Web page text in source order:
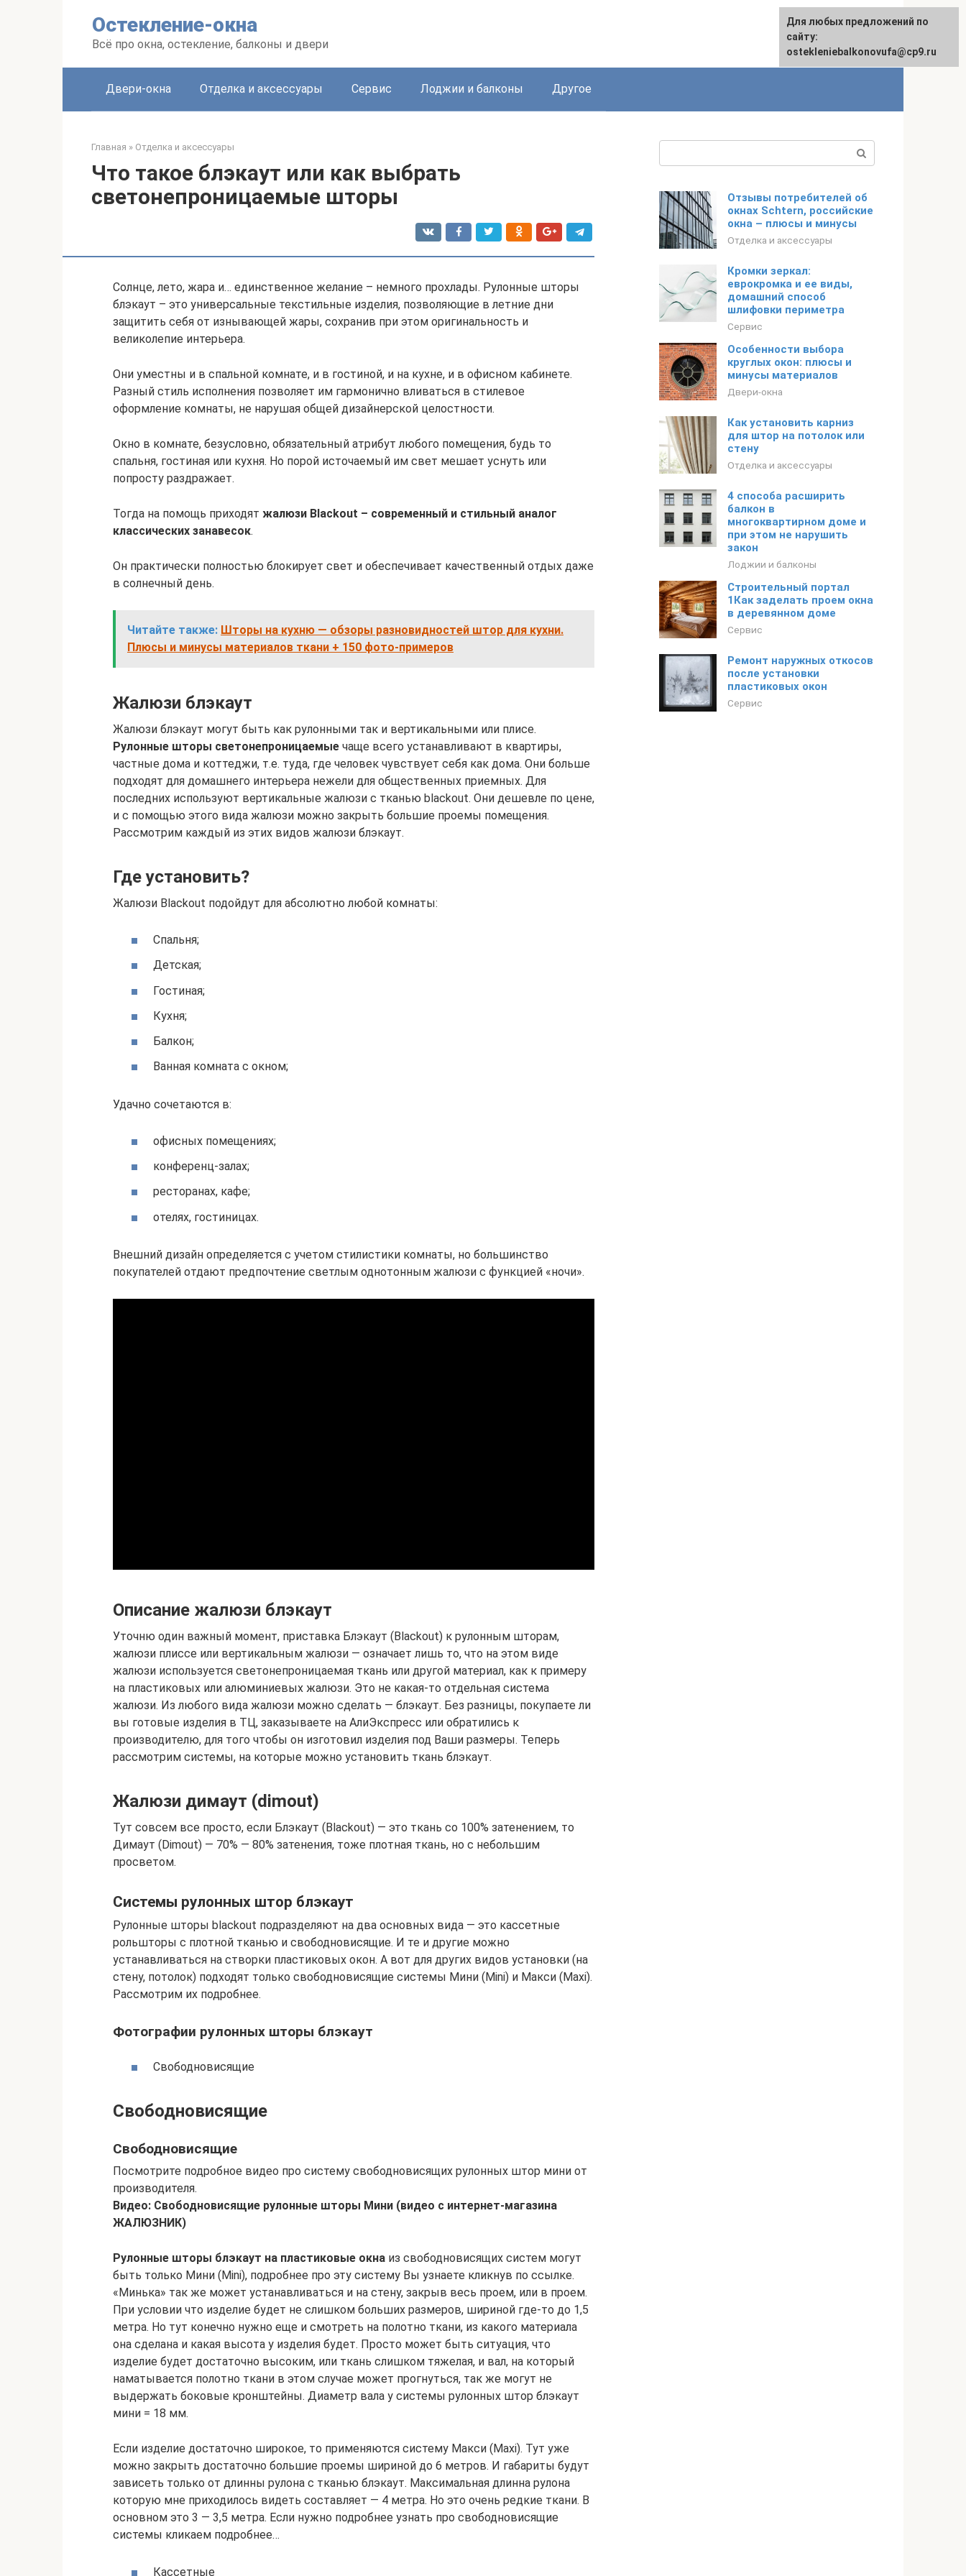
Остекление-окна
Всё про окна, остекление, балконы и двери
Двери-окна Отделка и аксессуары Сервис Лоджии и балконы Другое
Главная » Отделка и аксессуары
Что такое блэкаут или как выбрать
светонепроницаемые шторы
Солнце, лето, жара и… единственное желание – немного прохлады. Рулонные шторы
блэкаут – это универсальные текстильные изделия, позволяющие в летние дни
защитить себя от изнывающей жары, сохранив при этом оригинальность и
великолепие интерьера.
Они уместны и в спальной комнате, и в гостиной, и на кухне, и в офисном кабинете.
Разный стиль исполнения позволяет им гармонично вливаться в стилевое
оформление комнаты, не нарушая общей дизайнерской целостности.
Окно в комнате, безусловно, обязательный атрибут любого помещения, будь то
спальня, гостиная или кухня. Но порой источаемый им свет мешает уснуть или
попросту раздражает.
Тогда на помощь приходят жалюзи Blackout – современный и стильный аналог
классических занавесок.
Он практически полностью блокирует свет и обеспечивает качественный отдых даже
в солнечный день.
Читайте также: Шторы на кухню — обзоры разновидностей штор для кухни.
Плюсы и минусы материалов ткани + 150 фото-примеров
Жалюзи блэкаут
Жалюзи блэкаут могут быть как рулонными так и вертикальными или плисе.
Рулонные шторы светонепроницаемые чаще всего устанавливают в квартиры,
частные дома и коттеджи, т.е. туда, где человек чувствует себя как дома. Они больше
подходят для домашнего интерьера нежели для общественных приемных. Для
последних используют вертикальные жалюзи с тканью blackout. Они дешевле по цене,
и с помощью этого вида жалюзи можно закрыть большие проемы помещения.
Рассмотрим каждый из этих видов жалюзи блэкаут.
Где установить?
Жалюзи Blackout подойдут для абсолютно любой комнаты:
Спальня;
Детская;
Гостиная;
Кухня;
Балкон;
Ванная комната с окном;
Удачно сочетаются в:
офисных помещениях;
конференц-залах;
ресторанах, кафе;
отелях, гостиницах.
Внешний дизайн определяется с учетом стилистики комнаты, но большинство
покупателей отдают предпочтение светлым однотонным жалюзи с функцией «ночи».
Описание жалюзи блэкаут
Уточню один важный момент, приставка Блэкаут (Blackout) к рулонным шторам,
жалюзи плиссе или вертикальным жалюзи — означает лишь то, что на этом виде
жалюзи используется светонепроницаемая ткань или другой материал, как к примеру
на пластиковых или алюминиевых жалюзи. Это не какая-то отдельная система
жалюзи. Из любого вида жалюзи можно сделать — блэкаут. Без разницы, покупаете ли
вы готовые изделия в ТЦ, заказываете на АлиЭкспресс или обратились к
производителю, для того чтобы он изготовил изделия под Ваши размеры. Теперь
рассмотрим системы, на которые можно установить ткань блэкаут.
Жалюзи димаут (dimout)
Тут совсем все просто, если Блэкаут (Blackout) — это ткань со 100% затенением, то
Димаут (Dimout) — 70% — 80% затенения, тоже плотная ткань, но с небольшим
просветом.
Системы рулонных штор блэкаут
Рулонные шторы blackout подразделяют на два основных вида — это кассетные
рольшторы с плотной тканью и свободновисящие. И те и другие можно
устанавливаться на створки пластиковых окон. А вот для других видов установки (на
стену, потолок) подходят только свободновисящие системы Мини (Mini) и Макси (Maxi).
Рассмотрим их подробнее.
Фотографии рулонных шторы блэкаут
Свободновисящие
Свободновисящие
Свободновисящие
Посмотрите подробное видео про систему свободновисящих рулонных штор мини от
производителя.
Видео: Свободновисящие рулонные шторы Мини (видео с интернет-магазина
ЖАЛЮЗНИК)
Рулонные шторы блэкаут на пластиковые окна из свободновисящих систем могут
быть только Мини (Mini), подробнее про эту систему Вы узнаете кликнув по ссылке.
«Минька» так же может устанавливаться и на стену, закрыв весь проем, или в проем.
При условии что изделие будет не слишком больших размеров, шириной где-то до 1,5
метра. Но тут конечно нужно еще и смотреть на полотно ткани, из какого материала
она сделана и какая высота у изделия будет. Просто может быть ситуация, что
изделие будет достаточно высоким, или ткань слишком тяжелая, и вал, на который
наматывается полотно ткани в этом случае может прогнуться, так же могут не
выдержать боковые кронштейны. Диаметр вала у системы рулонных штор блэкаут
мини = 18 мм.
Если изделие достаточно широкое, то применяются систему Макси (Maxi). Тут уже
можно закрыть достаточно большие проемы шириной до 6 метров. И габариты будут
зависеть только от длинны рулона с тканью блэкаут. Максимальная длинна рулона
которую мне приходилось видеть составляет — 4 метра. Но это очень редкие ткани. В
основном это 3 — 3,5 метра. Если нужно подробнее узнать про свободновисящие
системы кликаем подробнее…
Кассетные
Отзывы потребителей об
окнах Schtern, российские
окна – плюсы и минусы
Отделка и аксессуары
Кромки зеркал:
еврокромка и ее виды,
домашний способ
шлифовки периметра
Сервис
Особенности выбора
круглых окон: плюсы и
минусы материалов
Двери-окна
Как установить карниз
для штор на потолок или
стену
Отделка и аксессуары
4 способа расширить
балкон в
многоквартирном доме и
при этом не нарушить
закон
Лоджии и балконы
Строительный портал
1Как заделать проем окна
в деревянном доме
Сервис
Ремонт наружных откосов
после установки
пластиковых окон
Сервис
Для любых предложений по
сайту:
ostekleniebalkonovufa@cp9.ru